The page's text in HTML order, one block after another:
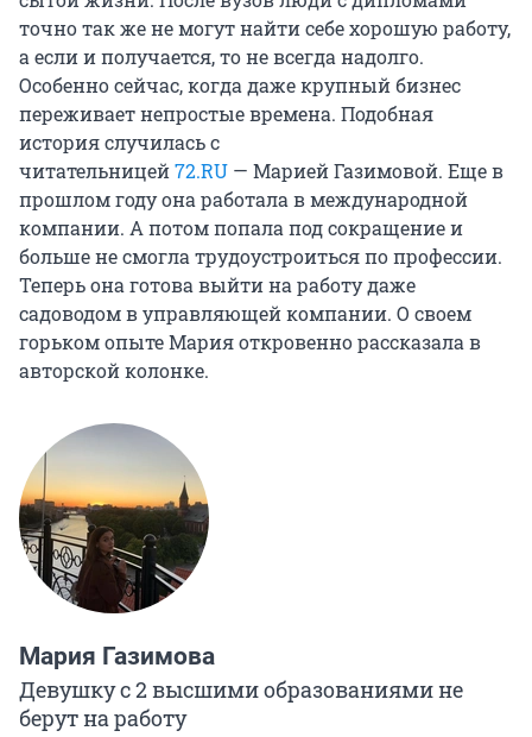
точно так же не могут найти себе хорошую работу,
а если и получается, то не всегда надолго.
Особенно сейчас, когда даже крупный бизнес
переживает непростые времена. Подобная
история случилась с
читательницей72.RU — Марией Газимовой. Еще в
прошлом году она работала в международной
компании. А потом попала под сокращение и
больше не смогла трудоустроиться по профессии.
Теперь она готова выйти на работу даже
садоводом в управляющей компании. О своем
горьком опыте Мария откровенно рассказала в
авторской колонке.
Мария Газимова
Девушку с 2 высшими образованиями не
берут на работу